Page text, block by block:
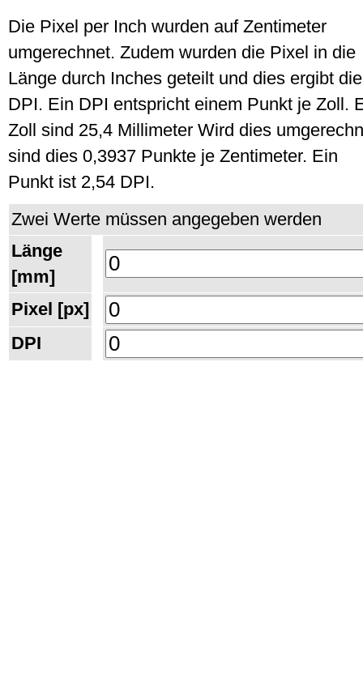
Die Pixel per Inch wurden auf Zentimeter
umgerechnet. Zudem wurden die Pixel in die
Länge durch Inches geteilt und dies ergibt die
DPI. Ein DPI entspricht einem Punkt je Zoll.
Zoll sind 25,4 Millimeter Wird dies
sind dies 0,3937 Punkte je Zentimeter. Ein
Punkt ist 2,54 DPI.
Zwei Werte müssen angegeben werden
Länge
[mm]
Pixel [px]
DPI